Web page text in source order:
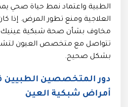
الطبية واعتماد نمط حياة صحي
العلاجية ومنع تطور المرض. إذا
مخاوف بشأن صحة شبكية
تتواصل مع متخصص العيون
بشكل صحيح.
دور المتخصصين
أمراض شبكية العين